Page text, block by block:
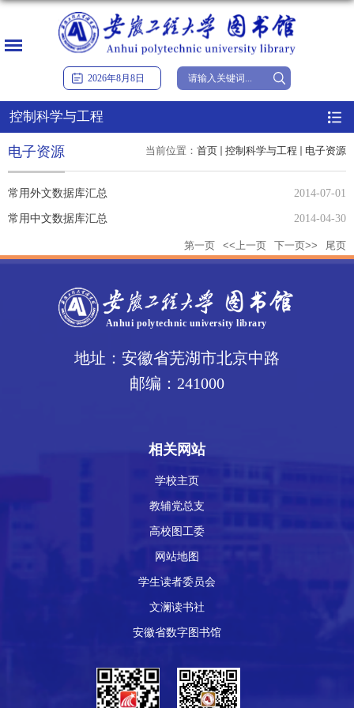
2026年8月8日
控制科学与工程
当前位置： 首页 控制科学与工程 电子资源
电子资源
常用外文数据库汇总 2014-07-01
常用中文数据库汇总 2014-04-30
第一页 <<上一页 下一页>> 尾页
地址：安徽省芜湖市北京中路
邮编：241000
相关网站
学校主页
教辅党总支
高校图工委
网站地图
学生读者委员会
文澜读书社
安徽省数字图书馆